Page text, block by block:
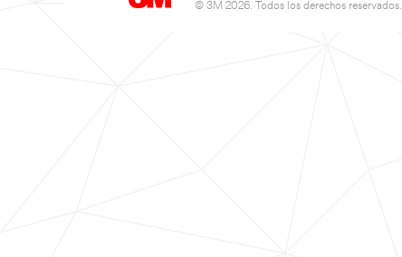
© 3M 2026. Todos los derechos reservados.